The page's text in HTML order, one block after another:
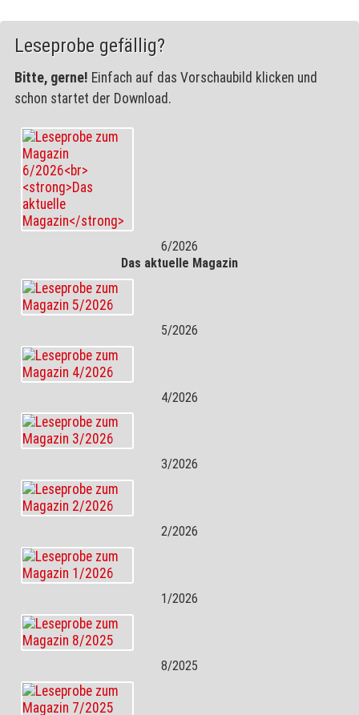
Leseprobe gefällig?
Bitte, gerne! Einfach auf das Vorschaubild klicken und
schon startet der Download.
6/2026
Das aktuelle Magazin
5/2026
4/2026
3/2026
2/2026
1/2026
8/2025